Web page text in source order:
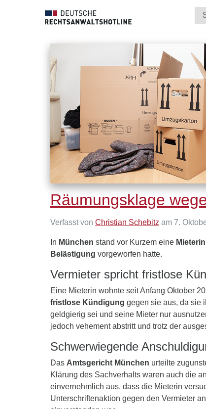
Räumungsklage
Verfasst von Christian Schebitz am 7.
In München stand vor Kurzem eine Mieterin
Belästigung vorgeworfen hatte.
Vermieter spricht fristlose
Eine Mieterin wohnte seit Anfang Oktober
fristlose Kündigung gegen sie aus, da sie
geldgierig sei und seine Mieter nur
jedoch vehement abstritt und trotz der
Schwerwiegende
Das Amtsgericht München urteilte
Klärung des Sachverhalts waren auch die
einvernehmlich aus, dass die Mieterin
Unterschriftenaktion gegen den Vermieter